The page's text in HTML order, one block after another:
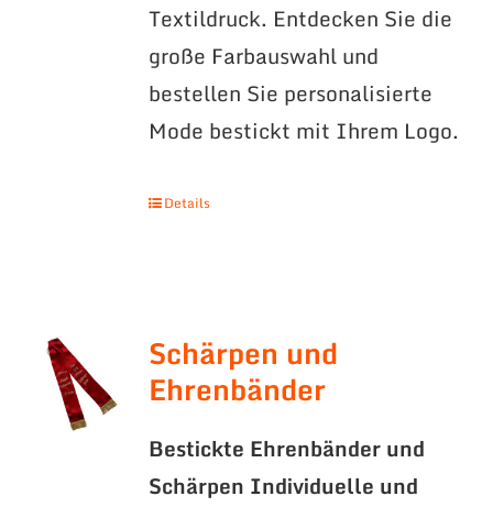
Textildruck. Entdecken Sie die
große Farbauswahl und
bestellen Sie personalisierte
Mode bestickt mit Ihrem Logo.
Details
Schärpen und
Ehrenbänder
Bestickte Ehrenbänder und
Schärpen Individuelle und